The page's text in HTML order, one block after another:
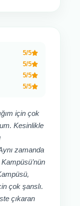
5/5
5/5
5/5
5/5
için çok
Kesinlikle
zamanda
çok şanslı.
çıkaran